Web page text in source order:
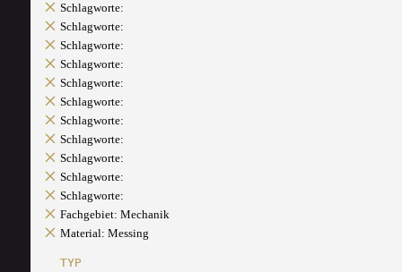
Schlagworte:
Schlagworte:
Schlagworte:
Schlagworte:
Schlagworte:
Schlagworte:
Schlagworte:
Schlagworte:
Schlagworte:
Schlagworte:
Schlagworte:
Fachgebiet: Mechanik
Material: Messing
TYP